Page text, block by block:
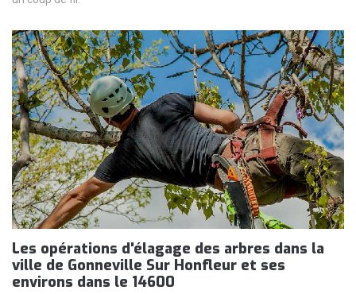
Les opérations d'élagage des arbres dans la
ville de Gonneville Sur Honfleur et ses
environs dans le 14600